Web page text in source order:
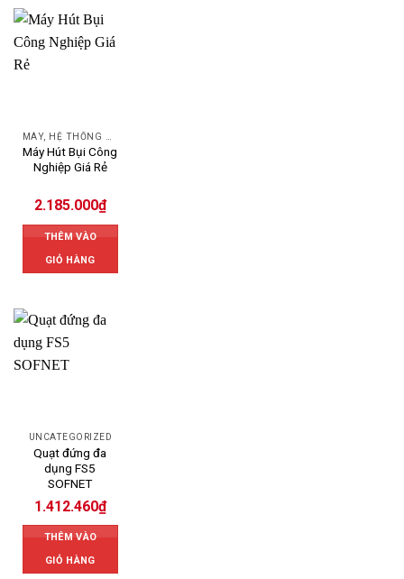
Máy Hút Bụi Công
Nghiệp Giá Rẻ
2.185.000₫
THÊM VÀO
GIỎ HÀNG
UNCATEGORIZED
Quạt đứng đa
dụng FS5
SOFNET
1.412.460₫
THÊM VÀO
GIỎ HÀNG